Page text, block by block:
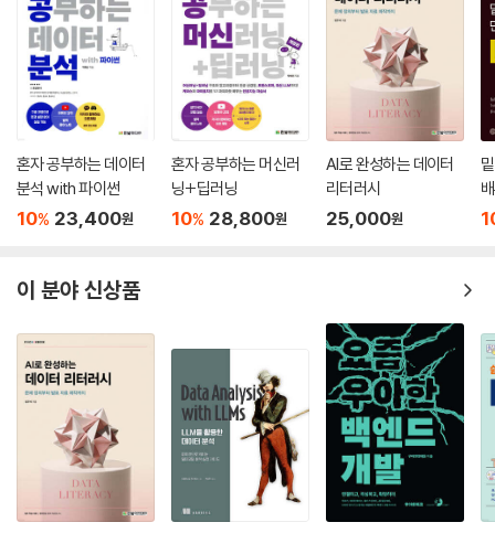
9장. 용해도 모델 정리
10장. 사례 연구: 콘크리트 혼합물의 압축 강도
__10.2 모델 성능
__10.3 압축 강도 최적화
__10.4 컴퓨팅
__11.1 클래스 분류
____잘 보정된 확률
____클래스 확률 나타내기
____중간 지대
__11.2 분류 예측 평가
____이종 문제
____비정확도 기반 기준
‘머신 러닝’이나 ‘인공 지능’이라는 단어도 더 이상 생소하지 않은 시대가
되면서 머신 러닝 알고리즘과 유사한 ‘예측 분석’에도 좀 더 많은 사람들이
관심을 갖게 됐다.
이런 때에 맞춰 이 책을 번역하게 돼 매우 기쁘게 생각한다. 이 책은 실제로
충분한 지식을 갖고 예측 분석을 업계에서 직접 사용하면서, 실제로 사람
이 자신들의 지식과 노하우, 실제 분석에서 얻은 통찰까지 골고루 담아낸
책이다. 학교에서 교과서로 사용해도 될 정도로 풍부한 지식이 꼼꼼하게
들어 있으면서도, 현업에서 일을 하면서도 간간히 참고 자료로 찾아볼 수
로 풍부하게 들어 있다. 계속 데이터를 접하는 사람이라면 이 책을 오랜 기
솔직히 데이터 분석에 처음 입문하는 사람이 접하기에는 난이도가 어느 정
도 있는 책이다. 하지만 그만큼 배울 것이 매우 많다고 생각한다. 나 역시도
어느 정도 실무로 데이터 분석을 해왔음에도 불구하고, 이 책의 번역을 진
행하면서 많은 것을 배웠고, 많은 부분에서 감탄하기도 했으며, 여러 부분
에서 감동하기도 했고, 한없이 겸손해지기도 하는 등 즐거운 경험을 했다.
이 책을 접하게 되는 독자들도 나와 같은 경험을 하실 수 있기를 바라고, 아
마도 충분히 그럴 수 있을 거라고 생각한다.
혼자 공부하는 데이터
분석 with 파이썬
10% 23,400원
혼자 공부하는 머신러
닝+딥러닝
10% 28,800원
AI로 완성하는 데이터
리터러시
25,000원
이 분야 신상품